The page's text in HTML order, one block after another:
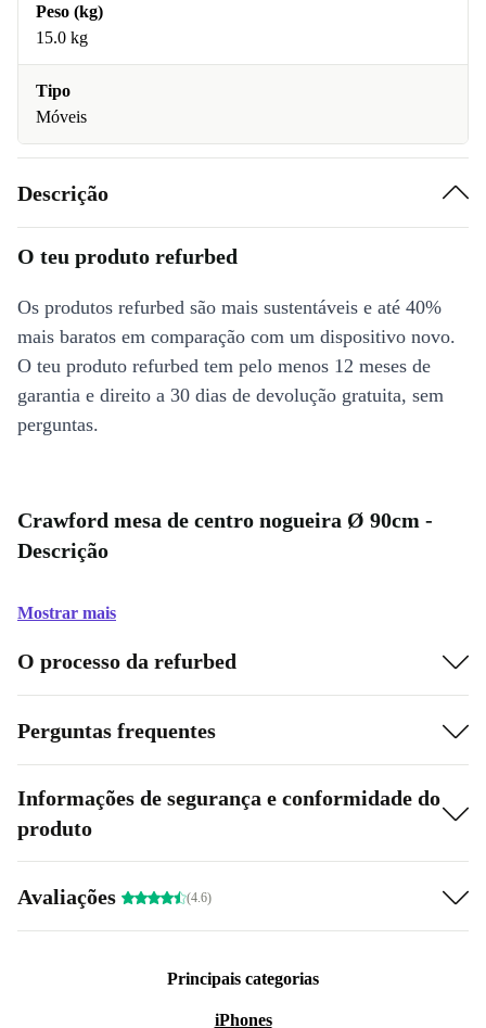
Peso (kg)
15.0 kg
Tipo
Móveis
Descrição
O teu produto refurbed
Os produtos refurbed são mais sustentáveis e até 40%
mais baratos em comparação com um dispositivo novo.
O teu produto refurbed tem pelo menos 12 meses de
garantia e direito a 30 dias de devolução gratuita, sem
perguntas.
Crawford mesa de centro nogueira Ø 90cm -
Descrição
Mostrar mais
O processo da refurbed
Perguntas frequentes
Informações de segurança e conformidade do
produto
Avaliações (4.6)
Principais categorias
iPhones